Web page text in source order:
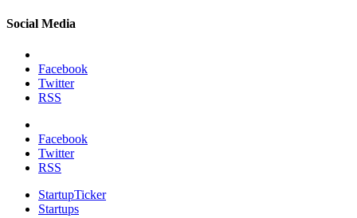
Social Media
Facebook
Twitter
RSS
Facebook
Twitter
RSS
StartupTicker
Startups